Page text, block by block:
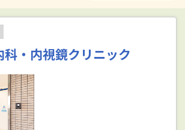
科・内視鏡クリニック